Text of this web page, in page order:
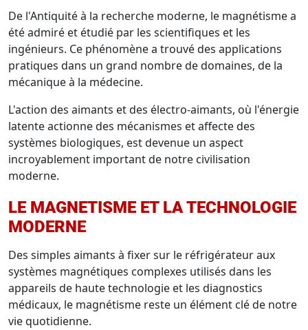
De l'Antiquité à la recherche moderne, le magnétisme a
été admiré et étudié par les scientifiques et les
ingénieurs. Ce phénomène a trouvé des applications
pratiques dans un grand nombre de domaines, de la
mécanique à la médecine.
L'action des aimants et des électro-aimants, où l'énergie
latente actionne des mécanismes et affecte des
systèmes biologiques, est devenue un aspect
incroyablement important de notre civilisation
moderne.
LE MAGNETISME ET LA TECHNOLOGIE
MODERNE
Des simples aimants à fixer sur le réfrigérateur aux
systèmes magnétiques complexes utilisés dans les
appareils de haute technologie et les diagnostics
médicaux, le magnétisme reste un élément clé de notre
vie quotidienne.